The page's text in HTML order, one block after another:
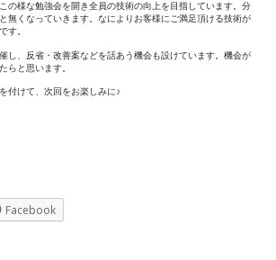
の様な勉強会を開き全員の技術の向上を目指しています。分
無くなっていきます。なによりお客様にご満足頂ける技術が
す。
し、反省・改善案などを話あう機会も設けています。機会が
らと思います。
付けて、次回をお楽しみに♪
Facebook